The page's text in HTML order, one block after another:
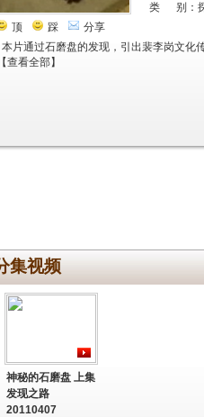
顶 踩 分享
类 别：
本片通过石磨盘的发现，引出裴李岗文化
【查看全部】
集视频
神秘的石磨盘 上集
发现之路
20110407